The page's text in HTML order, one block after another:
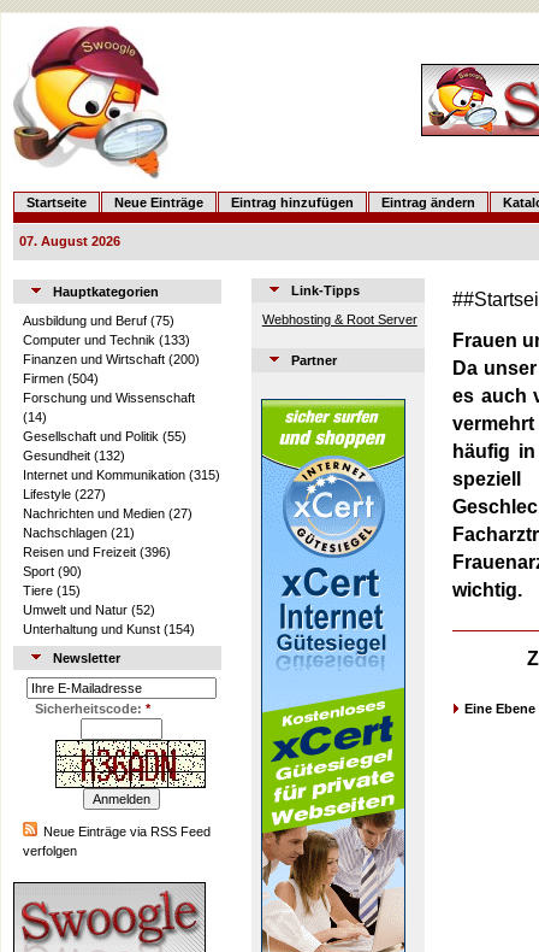
Startseite Neue Einträge Eintrag hinzufügen Eintrag ändern
07. August 2026
Hauptkategorien
Ausbildung und Beruf (75)
Computer und Technik (133)
Finanzen und Wirtschaft (200)
Firmen (504)
Forschung und Wissenschaft
(14)
Gesellschaft und Politik (55)
Gesundheit (132)
Internet und Kommunikation (315)
Lifestyle (227)
Nachrichten und Medien (27)
Nachschlagen (21)
Reisen und Freizeit (396)
Sport (90)
Tiere (15)
Umwelt und Natur (52)
Unterhaltung und Kunst (154)
Newsletter
Sicherheitscode: *
Neue Einträge via RSS Feed
verfolgen
Link-Tipps
Webhosting & Root Server
Partner
Frauen
Da
es auch
häufig
wichtig.
Eine